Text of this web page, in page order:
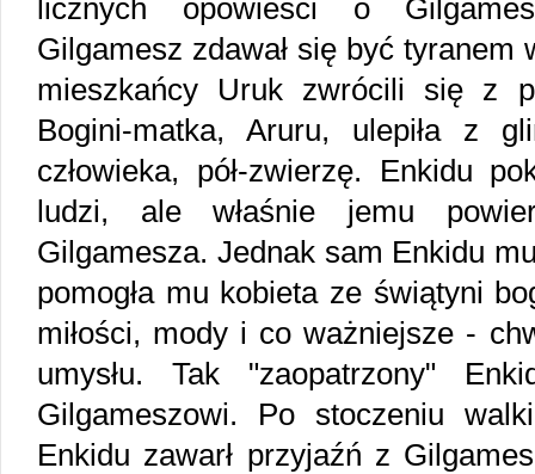
licznych opowieści o
Gilgamesz zdawał się być
mieszkańcy Uruk zwrócili się z
Bogini-matka, Aruru, ulepiła z
człowieka, pół-zwierzę. Enkidu
ludzi, ale właśnie jemu
Gilgamesza. Jednak sam Enkidu
pomogła mu kobieta ze świątyni
miłości, mody i co ważniejsze -
umysłu. Tak "zaopatrzony"
Gilgameszowi. Po stoczeniu
Enkidu zawarł przyjaźń z